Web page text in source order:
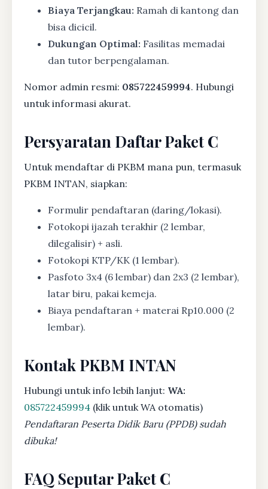
Biaya Terjangkau: Ramah di kantong dan
bisa dicicil.
Dukungan Optimal: Fasilitas memadai
dan tutor berpengalaman.
Nomor admin resmi: 085722459994. Hubungi
untuk informasi akurat.
Persyaratan Daftar Paket C
Untuk mendaftar di PKBM mana pun, termasuk
PKBM INTAN, siapkan:
Formulir pendaftaran (daring/lokasi).
Fotokopi ijazah terakhir (2 lembar,
dilegalisir) + asli.
Fotokopi KTP/KK (1 lembar).
Pasfoto 3x4 (6 lembar) dan 2x3 (2 lembar),
latar biru, pakai kemeja.
Biaya pendaftaran + materai Rp10.000 (2
lembar).
Kontak PKBM INTAN
Hubungi untuk info lebih lanjut: WA:
085722459994 (klik untuk WA otomatis)
Pendaftaran Peserta Didik Baru (PPDB) sudah
dibuka!
FAQ Seputar Paket C